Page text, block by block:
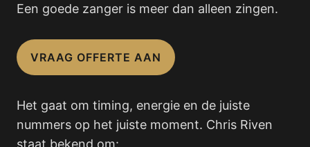
Een goede zanger is meer dan alleen zingen.
VRAAG OFFERTE AAN
Het gaat om timing, energie en de juiste
nummers op het juiste moment. Chris Riven